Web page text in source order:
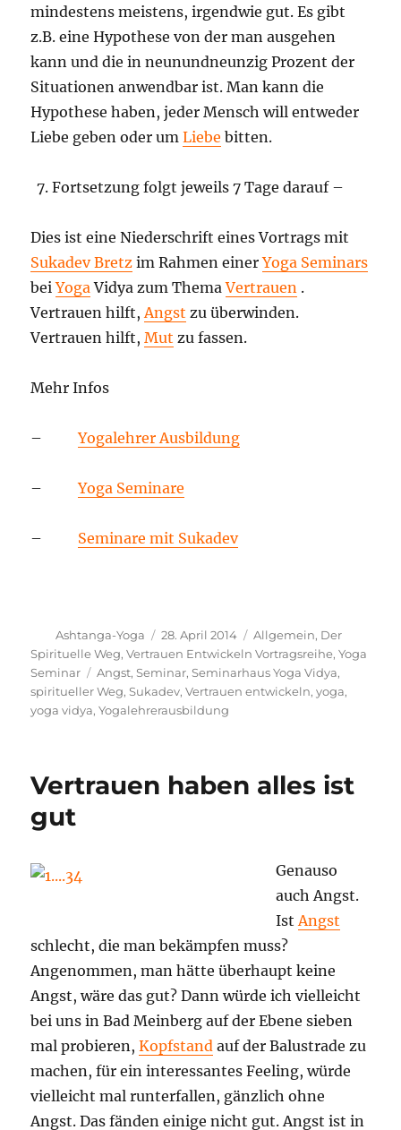
mindestens meistens, irgendwie gut. Es gibt
z.B. eine Hypothese von der man ausgehen
kann und die in neunundneunzig Prozent der
Situationen anwendbar ist. Man kann die
Hypothese haben, jeder Mensch will entweder
Liebe geben oder umLiebe bitten.
Fortsetzung folgt jeweils 7 Tage darauf –
Dies ist eine Niederschrift eines Vortrags mit
Sukadev Bretz im Rahmen einerYoga Seminars
beiYogaVidya zum ThemaVertrauen .
Vertrauen hilft,Angst zu überwinden.
Vertrauen hilft,Mut zu fassen.
Mehr Infos
–Yogalehrer Ausbildung
–Yoga Seminare
– Seminare mit Sukadev
Autor
Ashtanga-Yoga
Veröffentlicht
am
28. April 2014 Kategorien
Allgemein, Der
Spirituelle Weg,Vertrauen Entwickeln Vortragsreihe,Yoga
Seminar
Schlagwörter
Angst,Seminar,Seminarhaus Yoga Vidya,
spiritueller Weg,Sukadev,Vertrauen entwickeln,yoga,
yoga vidya,Yogalehrerausbildung
Vertrauen haben alles ist
gut
Genauso
auch Angst.
IstAngst
schlecht, die man bekämpfen muss?
Angenommen, man hätte überhaupt keine
Angst, wäre das gut? Dann würde ich vielleicht
bei uns in Bad Meinberg auf der Ebene sieben
mal probieren,Kopfstand auf der Balustrade zu
machen, für ein interessantes Feeling, würde
vielleicht mal runterfallen, gänzlich ohne
Angst. Das fänden einige nicht gut. Angst ist in